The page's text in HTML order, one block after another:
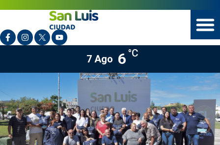
7 Ago 6 °C